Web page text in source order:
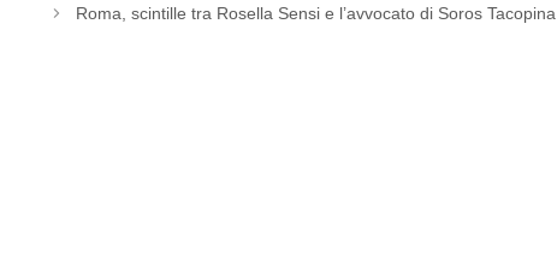
Roma, scintille tra Rosella Sensi e l’avvocato di Soros Tacopina